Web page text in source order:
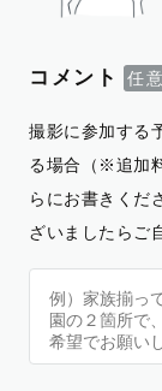
コメント
撮影に参加する
る場合（※追加
らにお書きくだ
ざいましたらご